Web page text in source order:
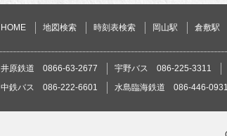
HOME 地図検索 時刻表検索 岡山駅 倉敷駅
井原鉄道 0866-63-2677 宇野バス 086-225-3311
中鉄バス 086-222-6601
水島臨海鉄道 086-446-0931